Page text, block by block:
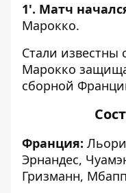
1'. Матч
Марокко.
Стали известны
Марокко
сборной
Франция:
Эрнандес,
Гризманн,